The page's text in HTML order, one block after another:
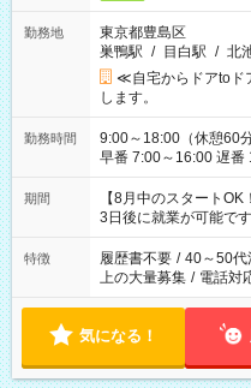
勤務地
東京都豊島区
巣鴨駅 / 目白駅 / 北
≪自宅からドアtoド
します。
勤務時間
9:00～18:00（休憩60分） ■ご希望があれば下記シフト
早番 7:00～16:00 遅番
と休みを合わせたい」
「できれば残業はし
ね。 ※Wワーク希望の方へ 今ご覧のお仕事で希望する勤務時間
と、もう1つのお仕事
合は応募できません。
期間
【8月中のスタート
3日後に就業が可能です
特徴 履歴書不要 / 40～50代
上の大量募集 / 電話対
気になる！